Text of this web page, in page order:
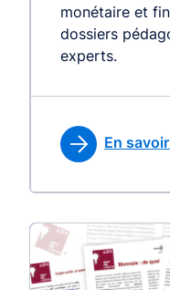
monétaire et
dossiers
experts.
En